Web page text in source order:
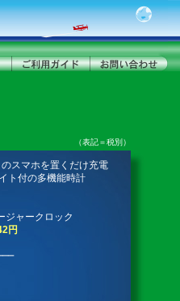
（表記＝税別）
スマホを置くだけ充電
ト付の多機能時計
ャークロック
円